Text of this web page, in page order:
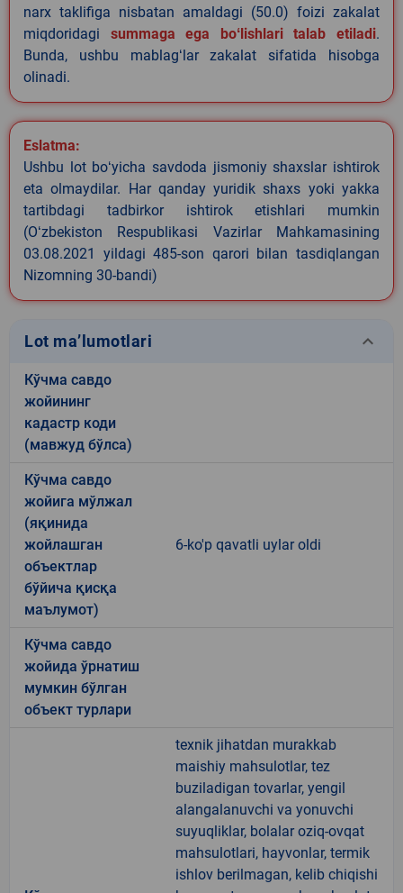
narx taklifiga nisbatan amaldagi (50.0) foizi zakalat
miqdoridagi summaga ega boʻlishlari talab etiladi.
Bunda, ushbu mablagʻlar zakalat sifatida hisobga
olinadi.
Eslatma:
Ushbu lot boʻyicha savdoda jismoniy shaxslar ishtirok
eta olmaydilar. Har qanday yuridik shaxs yoki yakka
tartibdagi tadbirkor ishtirok etishlari mumkin
(Oʻzbekiston Respublikasi Vazirlar Mahkamasining
03.08.2021 yildagi 485-son qarori bilan tasdiqlangan
Nizomning 30-bandi)
Lot ma’lumotlari keyboard_arrow_down
Кўчма савдо
жойининг
кадастр коди
(мавжуд бўлса)
Кўчма савдо
жойига мўлжал
(яқинида
жойлашган
объектлар
бўйича қисқа
маълумот)
6-ko'p qavatli uylar oldi
Кўчма савдо
жойида ўрнатиш
мумкин бўлган
объект турлари
texnik jihatdan murakkab
maishiy mahsulotlar, tez
buziladigan tovarlar, yengil
alangalanuvchi va yonuvchi
suyuqliklar, bolalar oziq-ovqat
mahsulotlari, hayvonlar, termik
ishlov berilmagan, kelib chiqishi